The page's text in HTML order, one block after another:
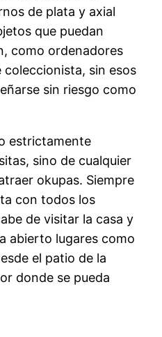
de plata y axial
que puedan
como ordenadores
sin esos
sin riesgo como
estrictamente
sino de cualquier
okupas. Siempre
con todos los
de visitar la casa y
abierto lugares como
el patio de la
donde se pueda